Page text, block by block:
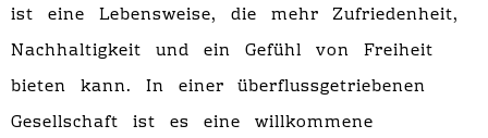
ist eine Lebensweise, die mehr Zufriedenheit,
Nachhaltigkeit und ein Gefühl von Freiheit
bieten kann. In einer überflussgetriebenen
Gesellschaft ist es eine willkommene